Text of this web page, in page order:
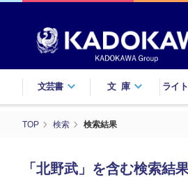
文芸書 文庫 ライ
TOP 検索 検索結果
「北野武」を含む検索結